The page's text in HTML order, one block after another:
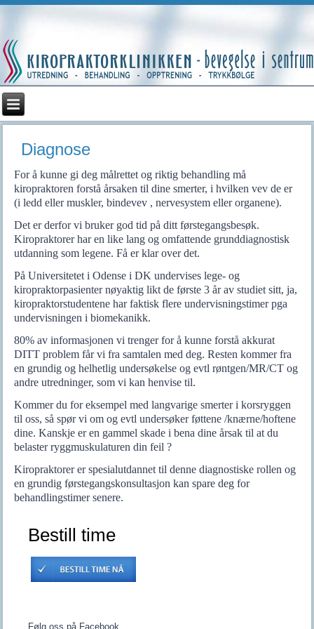
Diagnose
For å kunne gi deg målrettet og riktig behandling må
kiropraktoren forstå årsaken til dine smerter, i hvilken vev de er
(i ledd eller muskler, bindevev , nervesystem eller organene).
Det er derfor vi bruker god tid på ditt førstegangsbesøk.
Kiropraktorer har en like lang og omfattende grunddiagnostisk
utdanning som legene. Få er klar over det.
På Universitetet i Odense i DK undervises lege- og
kiropraktorpasienter nøyaktig likt de første 3 år av studiet sitt, ja,
kiropraktorstudentene har faktisk flere undervisningstimer pga
undervisningen i biomekanikk.
80% av informasjonen vi trenger for å kunne forstå akkurat
DITT problem får vi fra samtalen med deg. Resten kommer fra
en grundig og helhetlig undersøkelse og evtl røntgen/MR/CT og
andre utredninger, som vi kan henvise til.
Kommer du for eksempel med langvarige smerter i korsryggen
til oss, så spør vi om og evtl undersøker føttene /knærne/hoftene
dine. Kanskje er en gammel skade i bena dine årsak til at du
belaster ryggmuskulaturen din feil ?
Kiropraktorer er spesialutdannet til denne diagnostiske rollen og
en grundig førstegangskonsultasjon kan spare deg for
behandlingstimer senere.
Bestill time
Følg oss på Facebook